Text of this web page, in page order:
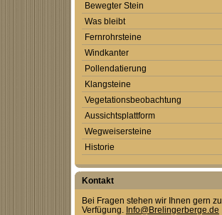
Bewegter Stein
Was bleibt
Fernrohrsteine
Windkanter
Pollendatierung
Klangsteine
Vegetationsbeobachtung
Aussichtsplattform
Wegweisersteine
Historie
Kontakt
Bei Fragen stehen wir Ihnen gern zu
Verfügung. Info@Brelingerberge.de